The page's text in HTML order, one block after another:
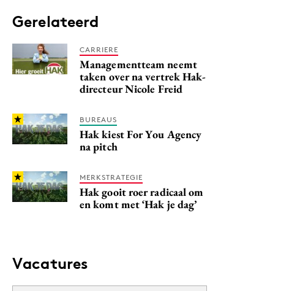
Gerelateerd
CARRIERE
Managementteam neemt
taken over na vertrek Hak-
directeur Nicole Freid
BUREAUS
Hak kiest For You Agency
na pitch
MERKSTRATEGIE
Hak gooit roer radicaal om
en komt met ‘Hak je dag’
Vacatures